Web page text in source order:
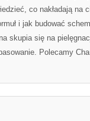
co nakładają na
i jak budować
skupia się na
Polecamy